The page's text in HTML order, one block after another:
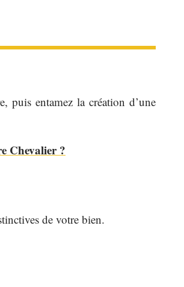
puis entamez la création d’une
Chevalier ?
de votre bien.